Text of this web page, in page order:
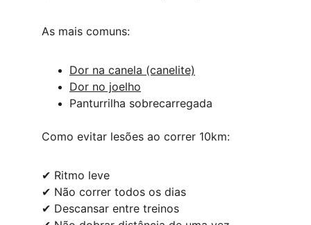
As mais comuns:
Dor na canela (canelite)
Dor no joelho
Panturrilha sobrecarregada
Como evitar lesões ao correr 10km:
✔ Ritmo leve
✔ Não correr todos os dias
✔ Descansar entre treinos